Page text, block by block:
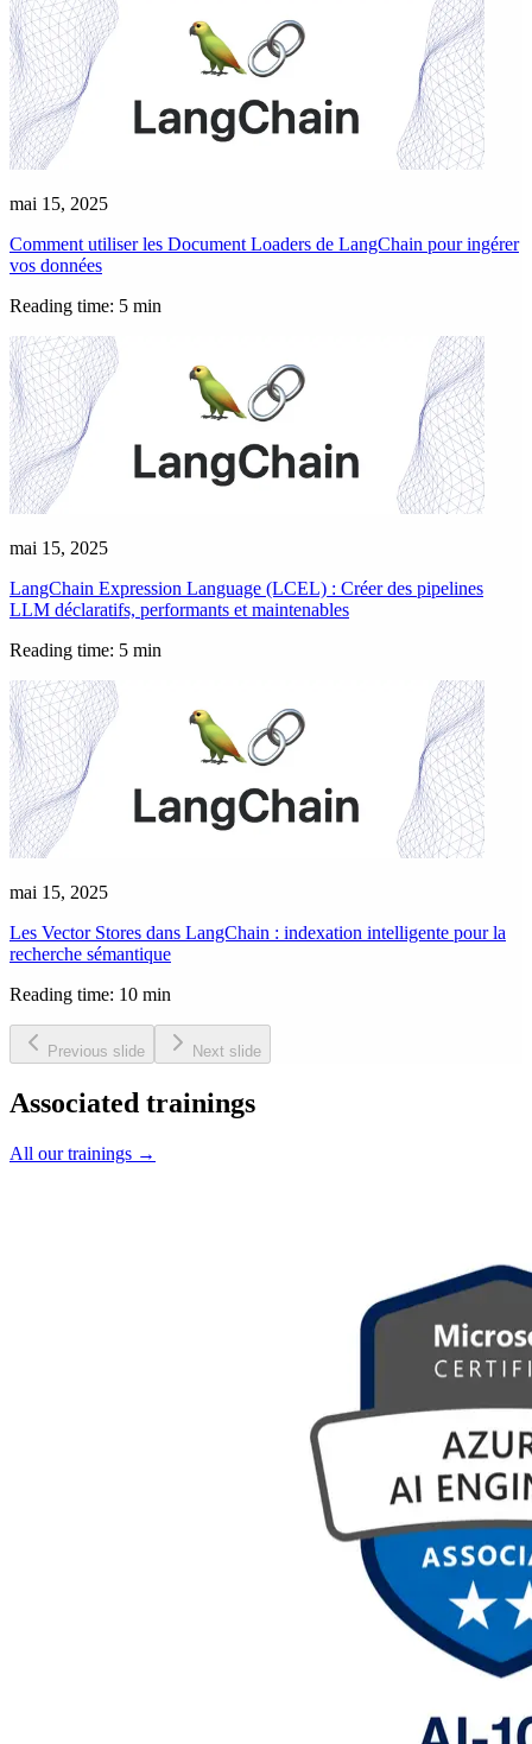
mai 15, 2025
Comment utiliser les Document Loaders de LangChain pour ingérer
vos données
Reading time: 5 min
mai 15, 2025
LangChain Expression Language (LCEL) : Créer des pipelines
LLM déclaratifs, performants et maintenables
Reading time: 5 min
mai 15, 2025
Les Vector Stores dans LangChain : indexation intelligente pour la
recherche sémantique
Reading time: 10 min
Previous slide Next slide
Associated trainings
All our trainings →